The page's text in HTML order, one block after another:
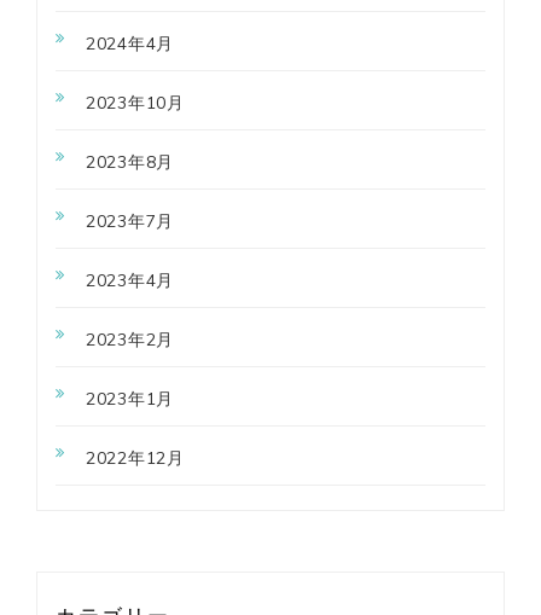
2024年4月
2023年10月
2023年8月
2023年7月
2023年4月
2023年2月
2023年1月
2022年12月